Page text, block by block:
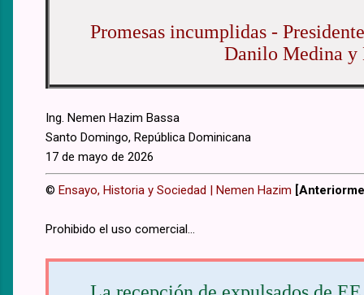
Promesas incumplidas -
Danilo Medina y
Ing. Nemen Hazim Bassa
Santo Domingo, República Dominicana
17 de mayo de 2026
© Ensayo, Historia y Sociedad | Nemen Hazim
Prohibido el uso comercial...